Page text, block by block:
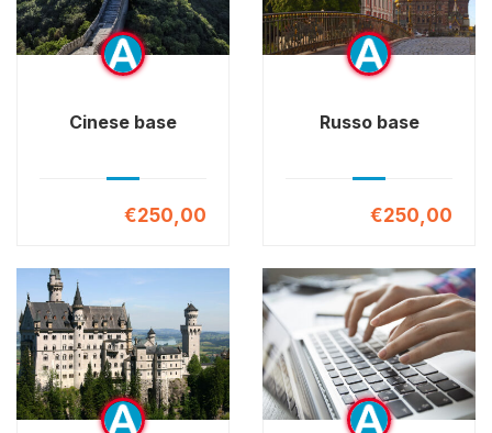
Cinese base
€250,00
Russo base
€250,00